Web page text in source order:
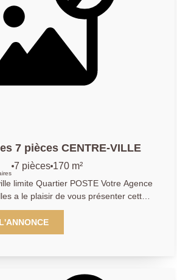
du mardi au samedi au
mail :
7 pièces CENTRE-VILLE
7 pièces 170 m²
Quartier POSTE Votre Agence
a le plaisir de vous présenter cette
des années 1900, d'envirion
224m2 au sol sur presque 300m2 de
le centre-ville, proche de toutes les
sur un vestiaire, d'un séjour - salle à